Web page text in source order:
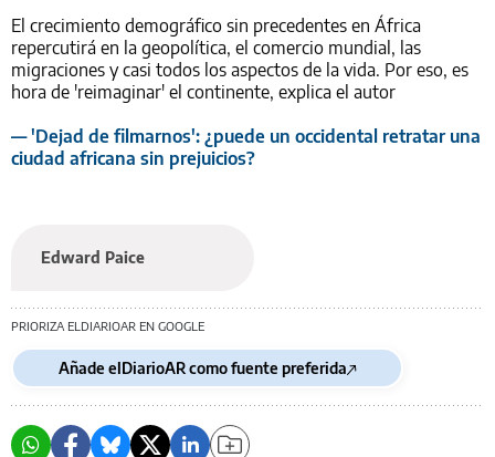
El crecimiento demográfico sin precedentes en África
repercutirá en la geopolítica, el comercio mundial, las
migraciones y casi todos los aspectos de la vida. Por eso, es
hora de 'reimaginar' el continente, explica el autor
— 'Dejad de filmarnos': ¿puede un occidental retratar una
ciudad africana sin prejuicios?
Edward Paice
PRIORIZA ELDIARIOAR EN GOOGLE
Añade elDiarioAR como fuente preferida